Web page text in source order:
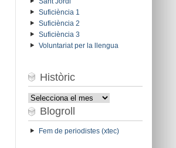
Suficiència 1
Suficiència 2
Suficiència 3
Voluntariat per la llengua
Històric
Històric
Blogroll
Fem de periodistes (xtec)